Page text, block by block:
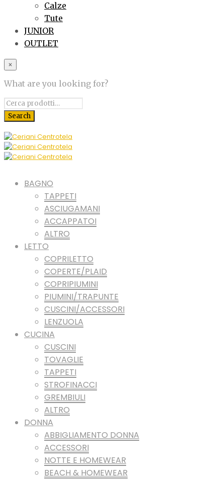
Calze
Tute
JUNIOR
OUTLET
×
What are you looking for?
BAGNO
TAPPETI
ASCIUGAMANI
ACCAPPATOI
ALTRO
LETTO
COPRILETTO
COPERTE/PLAID
COPRIPIUMINI
PIUMINI/TRAPUNTE
CUSCINI/ACCESSORI
LENZUOLA
CUCINA
CUSCINI
TOVAGLIE
TAPPETI
STROFINACCI
GREMBIULI
ALTRO
DONNA
ABBIGLIAMENTO DONNA
ACCESSORI
NOTTE E HOMEWEAR
BEACH & HOMEWEAR